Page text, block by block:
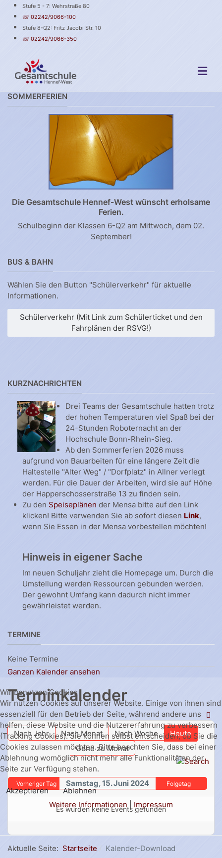
Stufe 5 - 7: Wehrstraße 80
☏ 02242/9066-100
Stufe 8-Q2: Fritz Jacobi Str. 10
☏ 02242/9066-350
SOMMERFERIEN
Die Gesamtschule Hennef-West wünscht erholsame
Ferien.
Schulbeginn der Klassen 6-Q2 am Mittwoch, dem 02.
September!
BUS & BAHN
Wählen Sie den Button "Schülerverkehr" für aktuelle
Informationen.
Schülerverkehr (Mit Link zum Schülerticket und den
Fahrplänen der RSVG!)
KURZNACHRICHTEN
Drei Teams der Gesamtschule hatten trotz
der hohen Temperaturen viel Spaß bei der
24-Stunden Roboternacht an der
Hochschule Bonn-Rhein-Sieg.
Ab den Sommerferien 2026 muss
aufgrund von Bauarbeiten für eine längere Zeit die
Haltestelle "Alter Weg" / "Dorfplatz" in Allner verlegt
werden. Für die Dauer der Arbeiten, wird sie auf Höhe
der Happerschosserstraße 13 zu finden sein.
Zu den Speiseplänen der Mensa bitte auf den Link
klicken! Bitte verwenden Sie ab sofort diesen Link,
wenn Sie Essen in der Mensa vorbestellen möchten!
Hinweis in eigener Sache
Im neuen Schuljahr zieht die Homepage um. Durch die
Umstellung werden Ressourcen gebunden werden.
Der gewohnt Umfang kann dadurch nicht immer
gewährleistet werden.
TERMINE
Keine Termine
Ganzen Kalender ansehen
Terminkalender
Nach Jahr Nach Monat Nach Woche
Heute
Gehe zu Monat
Vorheriger Tag Samstag, 15. Juni 2024 Folgetag
Es wurden keine Events gefunden
Aktuelle Seite: Startseite Kalender-Download
Wir benutzen Cookies
Wir nutzen Cookies auf unserer Website. Einige von ihnen sind
essenziell für den Betrieb der Seite, während andere uns
helfen, diese Website und die Nutzererfahrung zu verbessern
(Tracking Cookies). Sie können selbst entscheiden, ob Sie die
Cookies zulassen möchten. Bitte beachten Sie, dass bei einer
Ablehnung womöglich nicht mehr alle Funktionalitäten der
Seite zur Verfügung stehen.
Akzeptieren
Ablehnen
Weitere Informationen| Impressum